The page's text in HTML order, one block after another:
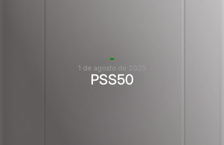
1 de agosto de 2025
PSS50